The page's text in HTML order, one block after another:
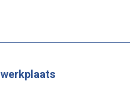
werkplaats